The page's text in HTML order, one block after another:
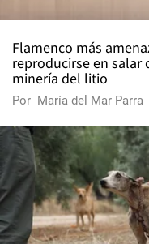
Flamenco más
reproducirse en salar
minería del litio
Por María del Mar Parra